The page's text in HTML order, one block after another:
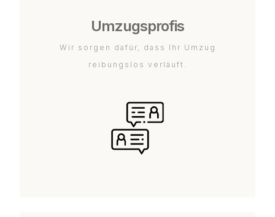
Umzugsprofis
Wir sorgen dafür, dass Ihr Umzug
reibungslos verläuft.